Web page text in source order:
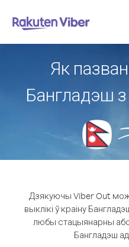
Як
Бангладэш з
Дзякуючы Viber Out
выклікі ў краіну
любы стацыянарны
Бангладэш ад